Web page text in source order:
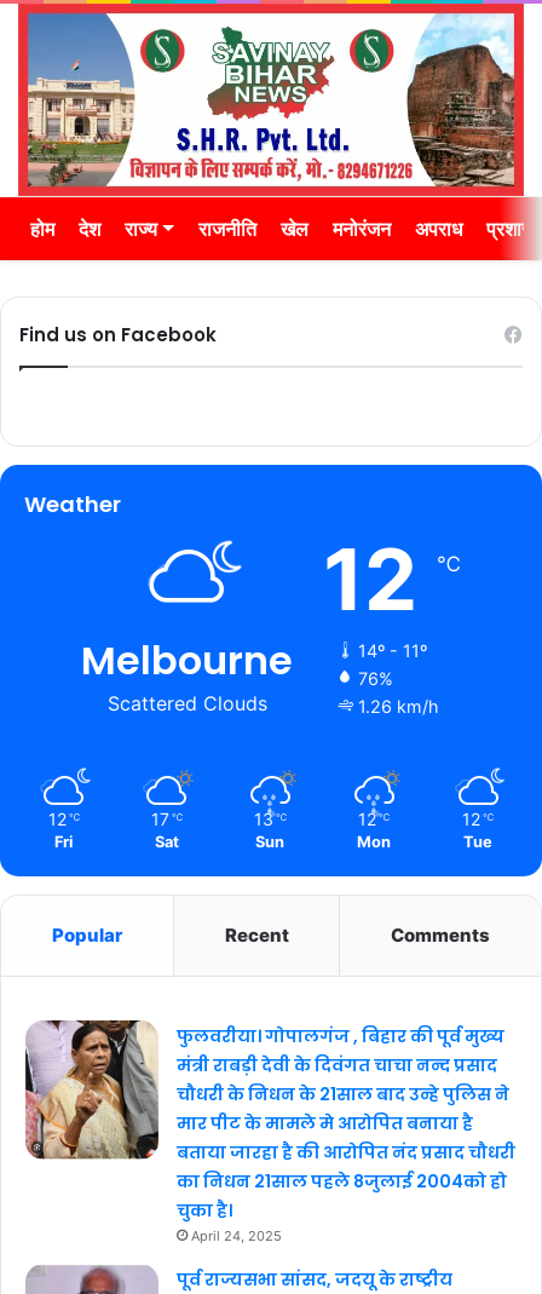
होम देश राज्य राजनीति खेल मनोरंजन अपराध
Find us on Facebook
Weather
Melbourne
Scattered Clouds
12 ℃
14º - 11º
76%
1.26 km/h
12 ℃
Fri
17 ℃
Sat
13 ℃
Sun
12 ℃
Mon
12 ℃
Tue
Popular Recent Comments
फुलवरीया। गोपालगंज , बिहार की पूर्व मुख्य
मंत्री राबड़ी देवी के दिवंगत चाचा नन्द प्रसाद
चौधरी के निधन के 21साल बाद उन्हे पुलिस ने
मार पीट के मामले मे आरोपित बनाया है
बताया जारहा है की आरोपित नंद प्रसाद चौधरी
का निधन 21साल पहले 8जुलाई 2004को हो
चुका है।
April 24, 2025
पूर्व राज्यसभा सांसद, जदयू के राष्ट्रीय